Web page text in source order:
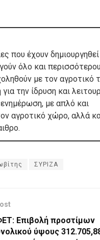
που έχουν
όλο και
με τον αγροτικό
την ίδρυση και
με απλό και
αγροτικό χώρο, αλλά
ΣΥΡΙΖΑ
Επιβολή προστίμων
ύψους